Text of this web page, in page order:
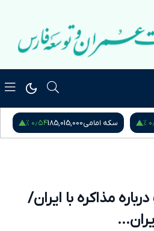
سکه امامی185,015,000۰٫۵۴ %
مذاکره با ایران/